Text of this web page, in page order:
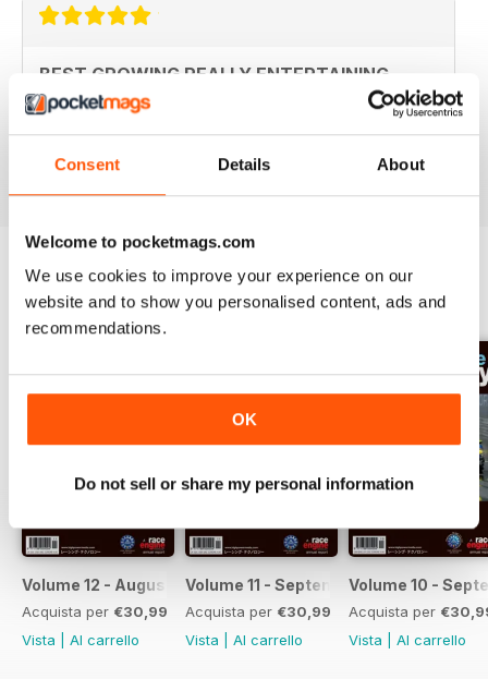
Consent Details About
Welcome to pocketmags.com
We use cookies to improve your experience on our
website and to show you personalised content, ads and
recommendations.
OK
Do not sell or share my personal information
BEST GROWING REALLY ENTERTAINING
Write regarding the intersection of technology and
Recensito 25 aprile 2022
EDIZIONI INDIETRO Visualizza tutti
Volume 12 - August 2018
Acquista per €30,99
Vista
Al carrello
Volume 11 - September 2017
Acquista per €30,99
Vista
Al carrello
Volume 10 -
Acquista per
Vista
Al carrello